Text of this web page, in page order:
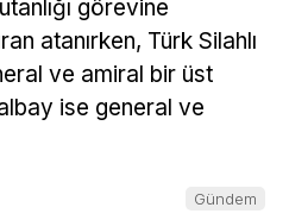
görevine
atanırken, Türk Silahlı
ve amiral bir üst
ise general ve
Gündem